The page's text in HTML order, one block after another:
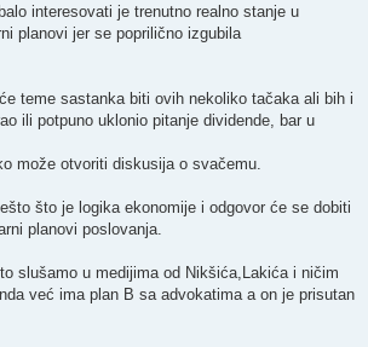
interesovati je trenutno realno stanje u
planovi jer se poprilično izgubila
teme sastanka biti ovih nekoliko tačaka ali bih i
ili potpuno uklonio pitanje dividende, bar u
može otvoriti diskusija o svačemu.
što je logika ekonomije i odgovor će se dobiti
planovi poslovanja.
slušamo u medijima od Nikšića,Lakića i ničim
već ima plan B sa advokatima a on je prisutan